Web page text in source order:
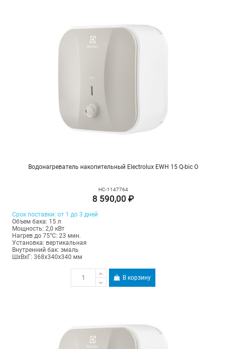
Водонагреватель накопительный Electrolux EWH 15 Q-bic O
НС-1147764
8 590,00 ₽
Срок поставки: от 1 до 3 дней
Объем бака: 15 л
Мощность: 2,0 кВт
Нагрев до 75°С: 23 мин.
Установка: вертикальная
Внутренний бак: эмаль
ШхВхГ: 368х340х340 мм
В корзину